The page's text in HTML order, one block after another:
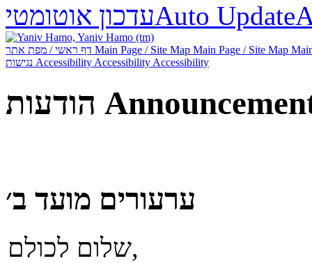
עדכון אוטומטיAuto Update
Main Page / Site Map Main Page / Site Map
Accessibility Accessibility Accessibility
הודעות
ערעורים מועד ב׳
שלום לכולם,